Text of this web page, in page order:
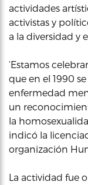
actividades
activistas y
a la diversidad y
‘Estamos
que en el 1990
enfermedad
un
la
indicó la
organización
La actividad fue